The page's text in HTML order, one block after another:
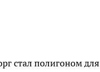
стал полигоном